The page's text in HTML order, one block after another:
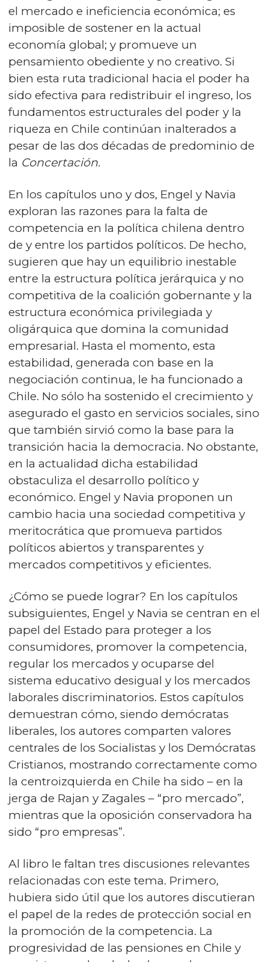
el mercado e ineficiencia económica; es
imposible de sostener en la actual
economía global; y promueve un
pensamiento obediente y no creativo. Si
bien esta ruta tradicional hacia el poder ha
sido efectiva para redistribuir el ingreso, los
fundamentos estructurales del poder y la
riqueza en Chile continúan inalterados a
pesar de las dos décadas de predominio de
la Concertación.
En los capítulos uno y dos, Engel y Navia
exploran las razones para la falta de
competencia en la política chilena dentro
de y entre los partidos políticos. De hecho,
sugieren que hay un equilibrio inestable
entre la estructura política jerárquica y no
competitiva de la coalición gobernante y la
estructura económica privilegiada y
oligárquica que domina la comunidad
empresarial. Hasta el momento, esta
estabilidad, generada con base en la
negociación continua, le ha funcionado a
Chile. No sólo ha sostenido el crecimiento y
asegurado el gasto en servicios sociales, sino
que también sirvió como la base para la
transición hacia la democracia. No obstante,
en la actualidad dicha estabilidad
obstaculiza el desarrollo político y
económico. Engel y Navia proponen un
cambio hacia una sociedad competitiva y
meritocrática que promueva partidos
políticos abiertos y transparentes y
mercados competitivos y eficientes.
¿Cómo se puede lograr? En los capítulos
subsiguientes, Engel y Navia se centran en el
papel del Estado para proteger a los
consumidores, promover la competencia,
regular los mercados y ocuparse del
sistema educativo desigual y los mercados
laborales discriminatorios. Estos capítulos
demuestran cómo, siendo demócratas
liberales, los autores comparten valores
centrales de los Socialistas y los Demócratas
Cristianos, mostrando correctamente como
la centroizquierda en Chile ha sido – en la
jerga de Rajan y Zagales – “pro mercado”,
mientras que la oposición conservadora ha
sido “pro empresas”.
Al libro le faltan tres discusiones relevantes
relacionadas con este tema. Primero,
hubiera sido útil que los autores discutieran
el papel de la redes de protección social en
la promoción de la competencia. La
progresividad de las pensiones en Chile y